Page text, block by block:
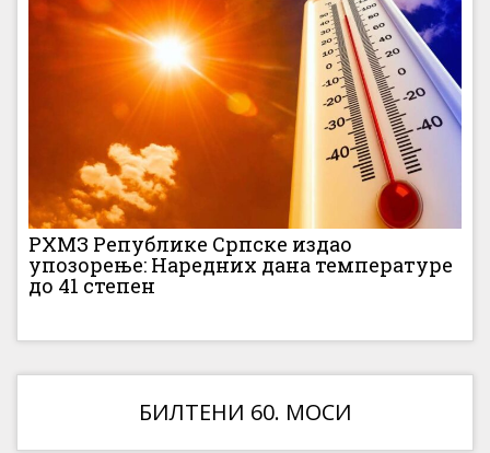
РХМЗ Републике Српске издао
упозорење: Наредних дана температуре
до 41 степен
БИЛТЕНИ 60. МОСИ